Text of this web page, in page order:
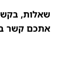
שאלות,
אתכם קשר